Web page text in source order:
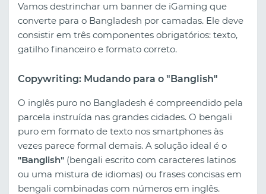
Vamos destrinchar um banner de iGaming que
converte para o Bangladesh por camadas. Ele deve
consistir em três componentes obrigatórios: texto,
gatilho financeiro e formato correto.
Copywriting: Mudando para o "Banglish"
O inglês puro no Bangladesh é compreendido pela
parcela instruída nas grandes cidades. O bengali
puro em formato de texto nos smartphones às
vezes parece formal demais. A solução ideal é o
"Banglish" (bengali escrito com caracteres latinos
ou uma mistura de idiomas) ou frases concisas em
bengali combinadas com números em inglês.